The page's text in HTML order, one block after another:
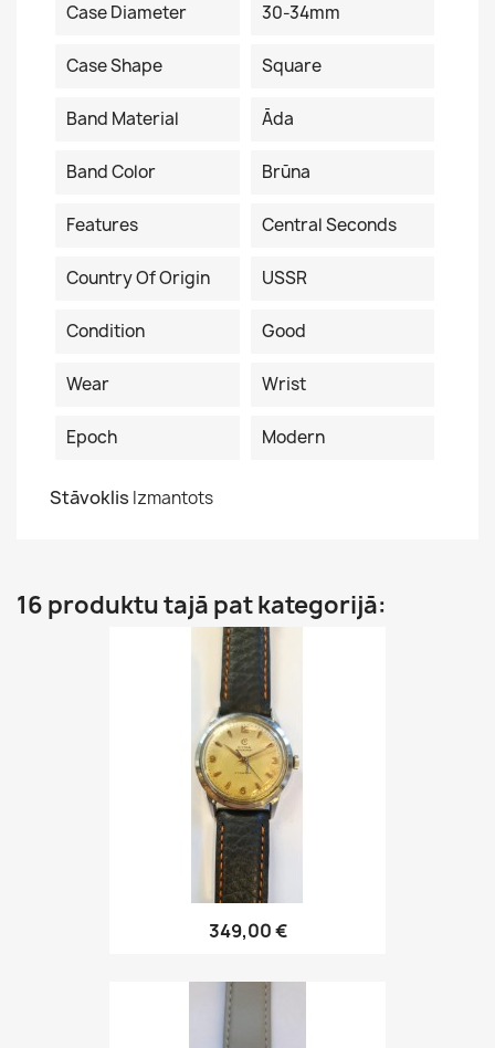
Case Diameter 30-34mm
Case Shape Square
Band Material Āda
Band Color Brūna
Features Central Seconds
Country Of Origin USSR
Condition Good
Wear Wrist
Epoch Modern
Stāvoklis Izmantots
16 produktu tajā pat kategorijā:
349,00 €